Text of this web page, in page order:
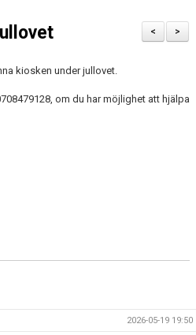
>
<
kiosken under jullovet.
om du har möjlighet att hjälpa
2026-05-19 19:50